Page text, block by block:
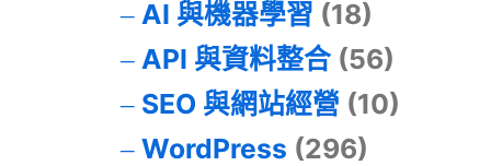
AI 與機器學習 (18)
API 與資料整合(56)
SEO 與網站經營 (10)
WordPress (296)